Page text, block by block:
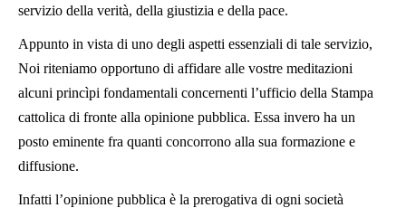
servizio della verità, della giustizia e della pace.
Appunto in vista di uno degli aspetti essenziali di tale servizio,
Noi riteniamo opportuno di affidare alle vostre meditazioni
alcuni princìpi fondamentali concernenti l’ufficio della Stampa
cattolica di fronte alla opinione pubblica. Essa invero ha un
posto eminente fra quanti concorrono alla sua formazione e
diffusione.
Infatti l’opinione pubblica è la prerogativa di ogni società